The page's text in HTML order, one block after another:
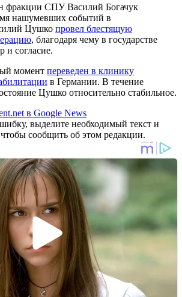
фракции СПУ Василий Богачук
нашумевших событий в
Цушко провел блестящую
, благодаря чему в государстве
и согласие.
момент переведен в клинику
в Германии. В течение
Цушко относительно стабильное.
в Google News
выделите необходимый текст и
сообщить об этом редакции.